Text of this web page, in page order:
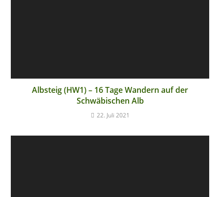
Albsteig (HW1) – 16 Tage Wandern auf der
Schwäbischen Alb
22. Juli 2021